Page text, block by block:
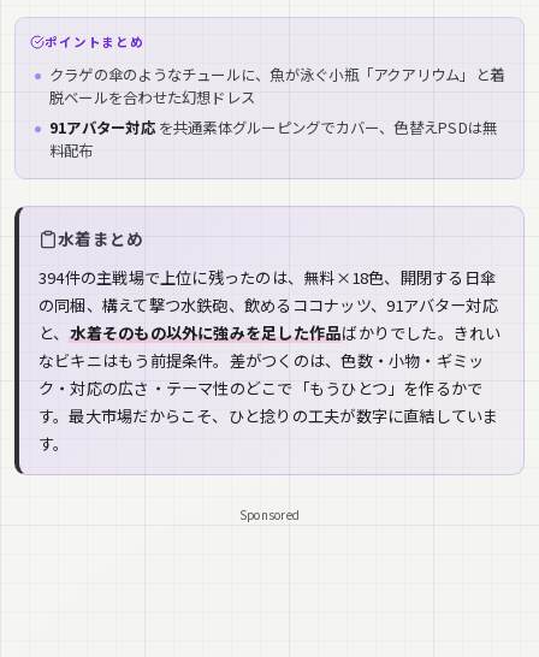
ポイントまとめ
クラゲの傘のようなチュールに、魚が泳ぐ小瓶「アクアリウム」と着
脱ベールを合わせた幻想ドレス
91アバター対応 を共通素体グルーピングでカバー、色替えPSDは無
料配布
水着まとめ
394件の主戦場で上位に残ったのは、無料×18色、開閉する日傘
の同梱、構えて撃つ水鉄砲、飲めるココナッツ、91アバター対応
と、水着そのもの以外に強みを足した作品ばかりでした。きれい
なビキニはもう前提条件。差がつくのは、色数・小物・ギミッ
ク・対応の広さ・テーマ性のどこで「もうひとつ」を作るかで
す。最大市場だからこそ、ひと捻りの工夫が数字に直結していま
す。
Sponsored